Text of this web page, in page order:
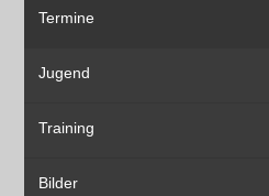
Termine
Jugend
Training
Bilder